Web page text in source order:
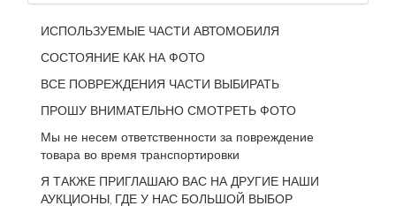
ИСПОЛЬЗУЕМЫЕ ЧАСТИ АВТОМОБИЛЯ
СОСТОЯНИЕ КАК НА ФОТО
ВСЕ ПОВРЕЖДЕНИЯ ЧАСТИ ВЫБИРАТЬ
ПРОШУ ВНИМАТЕЛЬНО СМОТРЕТЬ ФОТО
Мы не несем ответственности за повреждение
товара во время транспортировки
Я ТАКЖЕ ПРИГЛАШАЮ ВАС НА ДРУГИЕ НАШИ
АУКЦИОНЫ, ГДЕ У НАС БОЛЬШОЙ ВЫБОР